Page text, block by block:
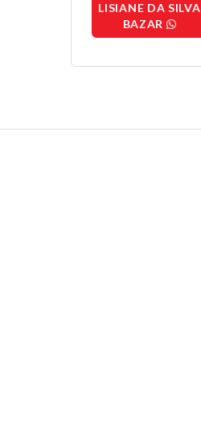
LISIANE DA SILVA
BAZAR